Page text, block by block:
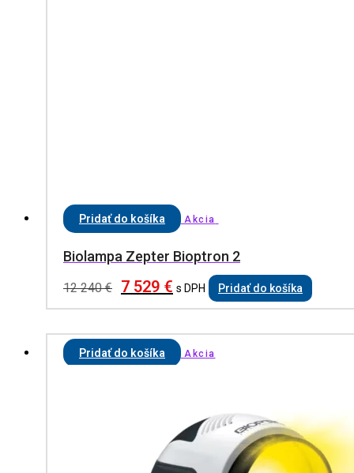
Pridať do košíka Akcia
Biolampa Zepter Bioptron 2
12 240€ 7 529 € s DPH Pridať do košíka
Pridať do košíka Akcia